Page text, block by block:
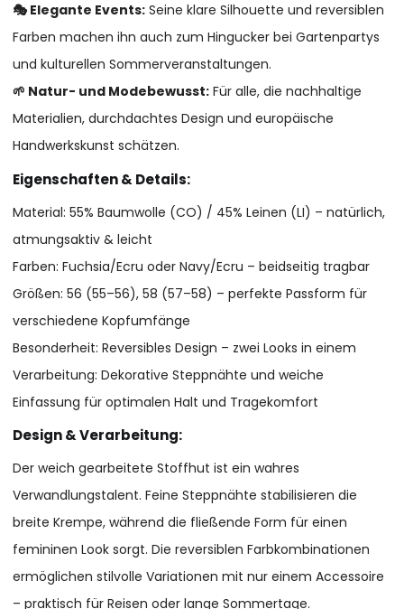
🎭 Elegante Events: Seine klare Silhouette und reversiblen
Farben machen ihn auch zum Hingucker bei Gartenpartys
und kulturellen Sommerveranstaltungen.
🌱 Natur- und Modebewusst: Für alle, die nachhaltige
Materialien, durchdachtes Design und europäische
Handwerkskunst schätzen.
Eigenschaften & Details:
Material: 55% Baumwolle (CO) / 45% Leinen (LI) – natürlich,
atmungsaktiv & leicht
Farben: Fuchsia/Ecru oder Navy/Ecru – beidseitig tragbar
Größen: 56 (55–56), 58 (57–58) – perfekte Passform für
verschiedene Kopfumfänge
Besonderheit: Reversibles Design – zwei Looks in einem
Verarbeitung: Dekorative Steppnähte und weiche
Einfassung für optimalen Halt und Tragekomfort
Design & Verarbeitung:
Der weich gearbeitete Stoffhut ist ein wahres
Verwandlungstalent. Feine Steppnähte stabilisieren die
breite Krempe, während die fließende Form für einen
femininen Look sorgt. Die reversiblen Farbkombinationen
ermöglichen stilvolle Variationen mit nur einem Accessoire
– praktisch für Reisen oder lange Sommertage.